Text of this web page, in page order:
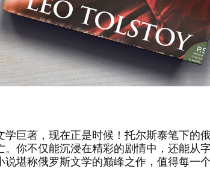
巨著，现在正是时候！托尔斯泰笔下的
你不仅能沉浸在精彩的剧情中，还能从
说堪称俄罗斯文学的巅峰之作，值得每一